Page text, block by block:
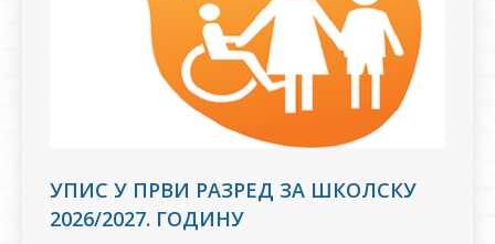
УПИС У ПРВИ РАЗРЕД ЗА ШКОЛСКУ
2026/2027. ГОДИНУ